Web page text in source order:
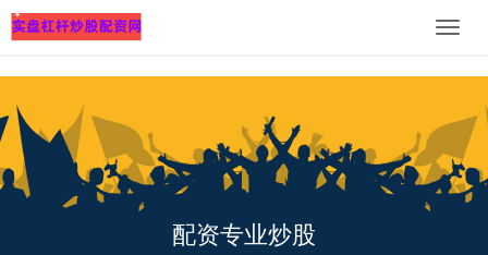
Toggle
配资专业炒股